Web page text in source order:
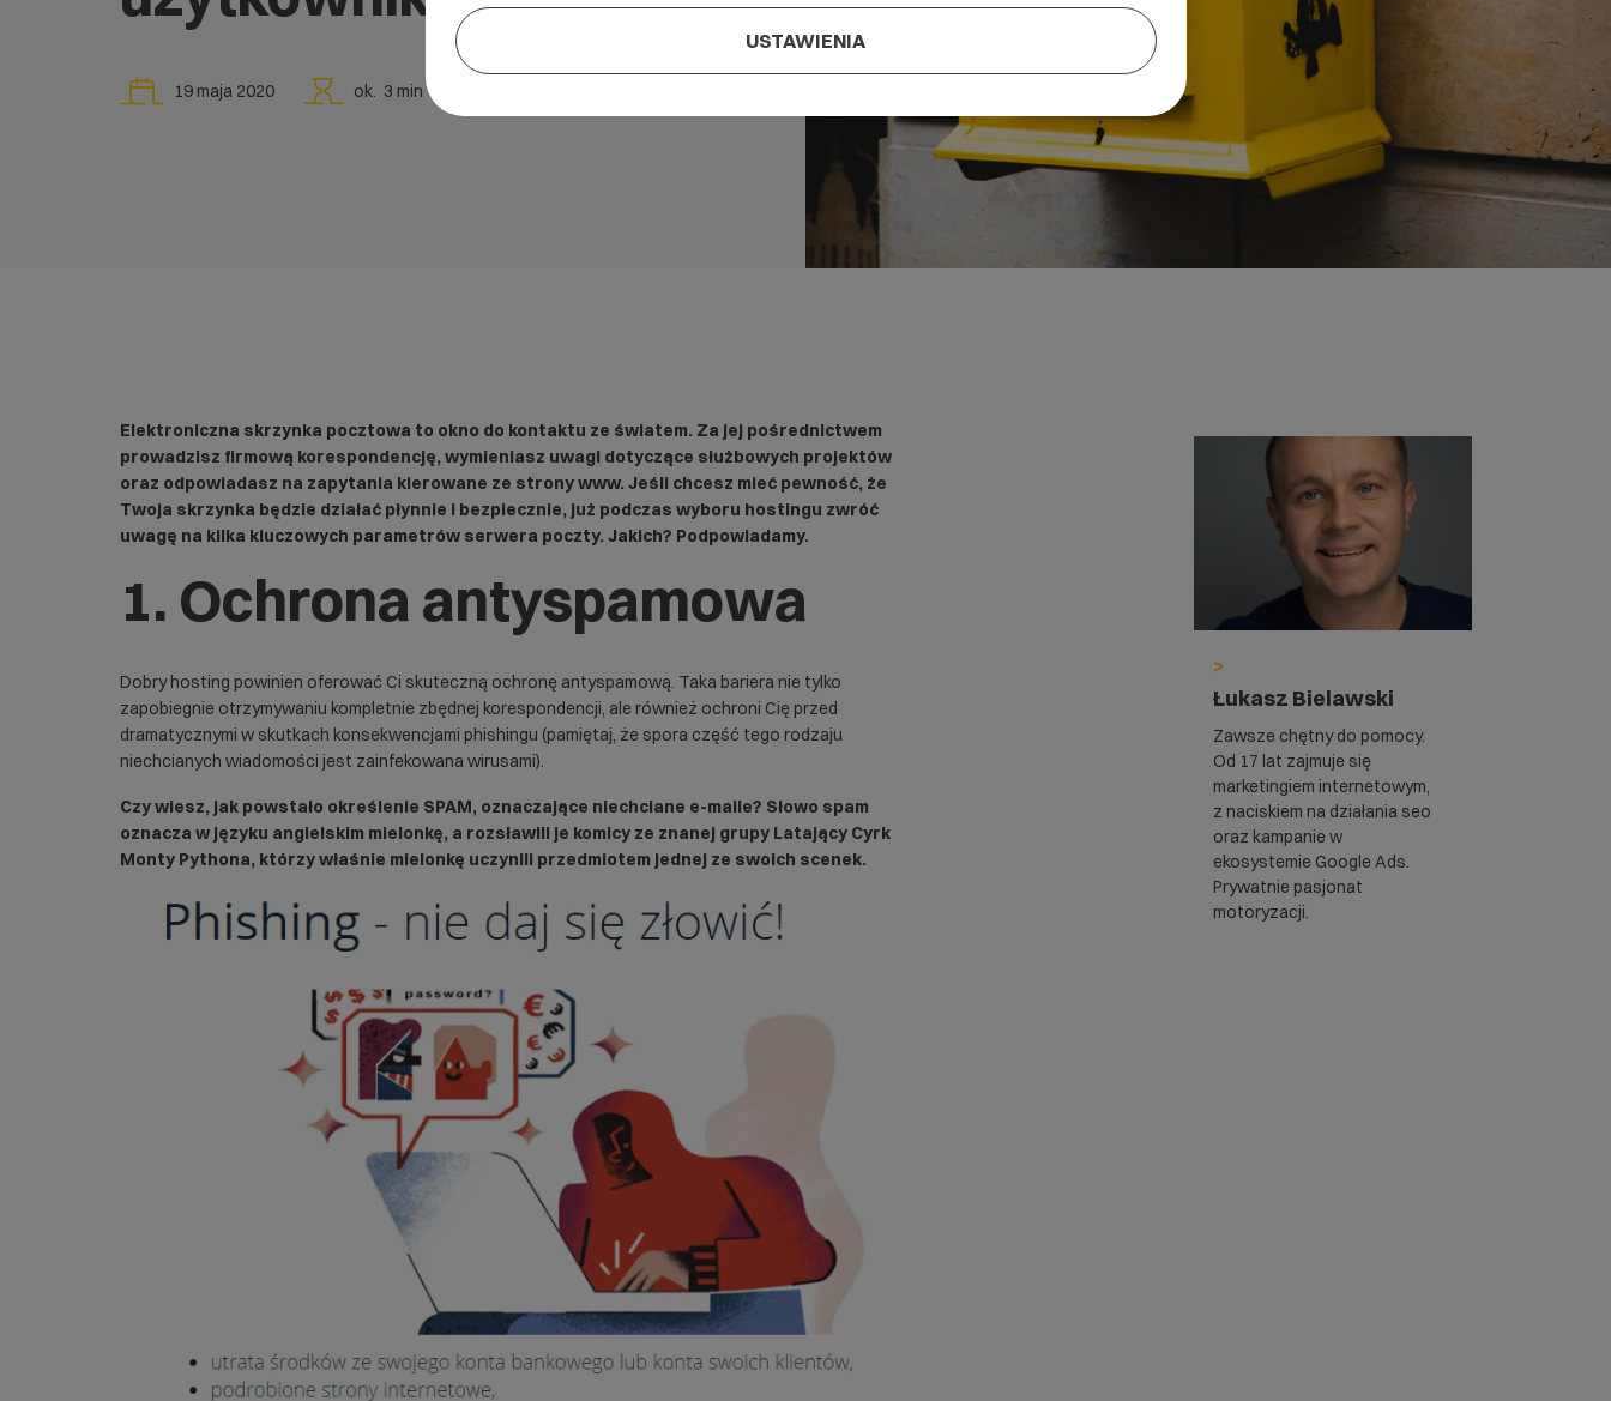
19 maja 2020 ok. 3 min
Elektroniczna skrzynka pocztowa to okno do kontaktu ze światem. Za jej pośrednictwem
prowadzisz firmową korespondencję, wymieniasz uwagi dotyczące służbowych projektów
oraz odpowiadasz na zapytania kierowane ze strony www. Jeśli chcesz mieć pewność, że
Twoja skrzynka będzie działać płynnie i bezpiecznie, już podczas wyboru hostingu zwróć
uwagę na kilka kluczowych parametrów serwera poczty. Jakich? Podpowiadamy.
1. Ochrona antyspamowa
Dobry hosting powinien oferować Ci skuteczną ochronę antyspamową. Taka bariera nie tylko
zapobiegnie otrzymywaniu kompletnie zbędnej korespondencji, ale również ochroni Cię przed
dramatycznymi w skutkach konsekwencjami phishingu (pamiętaj, że spora część tego rodzaju
niechcianych wiadomości jest zainfekowana wirusami).
Czy wiesz, jak powstało określenie SPAM, oznaczające niechciane e-maile? Słowo spam
oznacza w języku angielskim mielonkę, a rozsławili je komicy ze znanej grupy Latający Cyrk
Monty Pythona, którzy właśnie mielonkę uczynili przedmiotem jednej ze swoich scenek.
>
Łukasz Bielawski
Zawsze chętny do pomocy.
Od 17 lat zajmuje się
marketingiem internetowym,
z naciskiem na działania seo
oraz kampanie w
ekosystemie Google Ads.
Prywatnie pasjonat
motoryzacji.
USTAWIENIA